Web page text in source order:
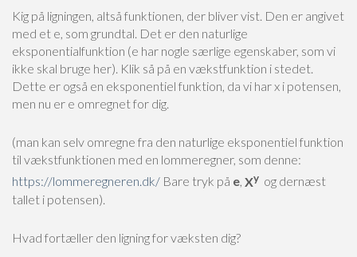
Kig på ligningen, altså funktionen, der bliver vist. Den er angivet
med et e, som grundtal. Det er den naturlige
eksponentialfunktion (e har nogle særlige egenskaber, som vi
ikke skal bruge her). Klik så på en vækstfunktion i stedet.
Dette er også en eksponentiel funktion, da vi har x i potensen,
men nu er e omregnet for dig.
(man kan selv omregne fra den naturlige eksponentiel funktion
til vækstfunktionen med en lommeregner, som denne:
https://lommeregneren.dk/ Bare tryk på e, Xy og dernæst
tallet i potensen).
Hvad fortæller den ligning for væksten dig?